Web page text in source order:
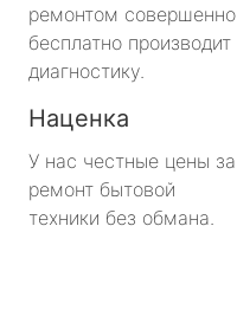
ремонтом совершенно
бесплатно производит
диагностику.
Наценка
У нас честные цены за
ремонт бытовой
техники без обмана.